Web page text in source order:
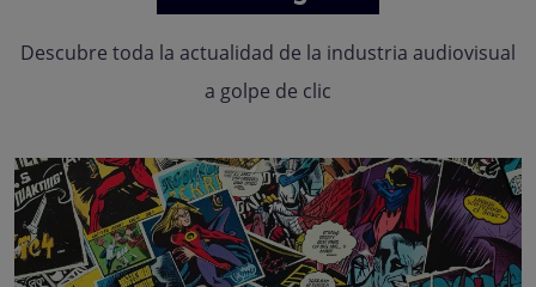
Descubre toda la actualidad de la industria audiovisual
a golpe de clic